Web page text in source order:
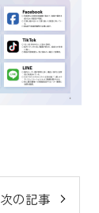
次の記事